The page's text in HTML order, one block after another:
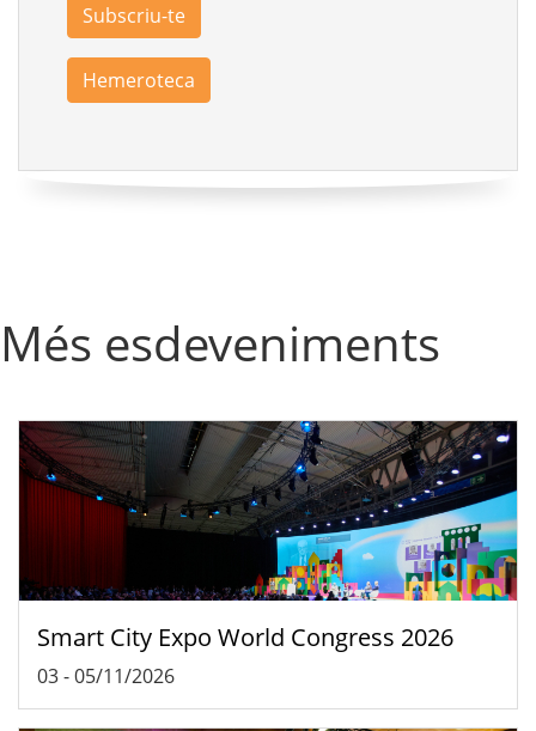
Subscriu-te
Hemeroteca
Més esdeveniments
Smart City Expo World Congress 2026
03-05/11/2026